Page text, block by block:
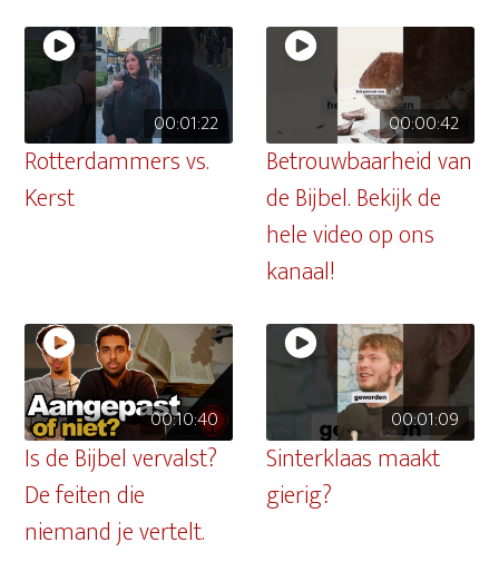
00:01:22
Rotterdammers vs.
Kerst
00:00:42
Betrouwbaarheid van
de Bijbel. Bekijk de
hele video op ons
kanaal!
00:10:40
Is de Bijbel vervalst?
De feiten die
niemand je vertelt.
00:01:09
Sinterklaas maakt
gierig?